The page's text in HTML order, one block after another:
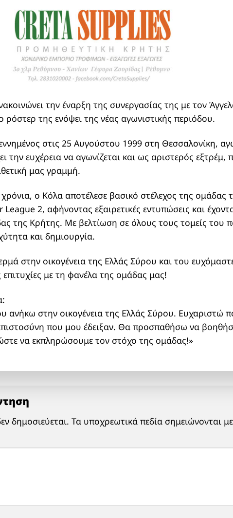
την έναρξη της συνεργασίας της με τον
της ενόψει της νέας αγωνιστικής περιόδου.
στις 25 Αυγούστου 1999 στη Θεσσαλονίκη,
την ευχέρεια να αγωνίζεται και ως αριστερός εξτρέμ,
μας γραμμή.
ο Κόλα αποτέλεσε βασικό στέλεχος της ομάδας
2, αφήνοντας εξαιρετικές εντυπώσεις και
της Κρήτης. Με βελτίωση σε όλους τους τομείς του
και δημιουργία.
στην οικογένεια της Ελλάς Σύρου και του
επιτυχίες με τη φανέλα της ομάδας μας!
ανήκω στην οικογένεια της Ελλάς Σύρου. Ευχαριστώ
που μου έδειξαν. Θα προσπαθήσω να
να εκπληρώσουμε τον στόχο της ομάδας!»
δημοσιεύεται. Τα υποχρεωτικά πεδία σημειώνονται με